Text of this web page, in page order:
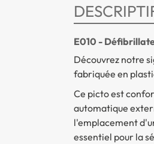
E010 -
Découvrez notre
fabriquée en
Ce picto est
automatique
l'emplacement
essentiel pour la